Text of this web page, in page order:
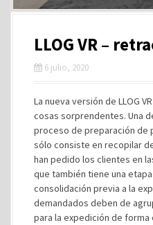
LLOG VR –
6 julio, 2020
La nueva versión de LLOG
cosas sorprendentes. Una
proceso de preparación de
sólo consiste en recopilar
han pedido los clientes en
que también tiene una
consolidación previa a la
demandados deben de
para la expedición de